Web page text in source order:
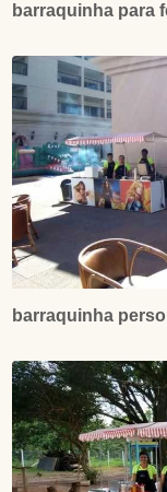
barraquinha para
barraquinha